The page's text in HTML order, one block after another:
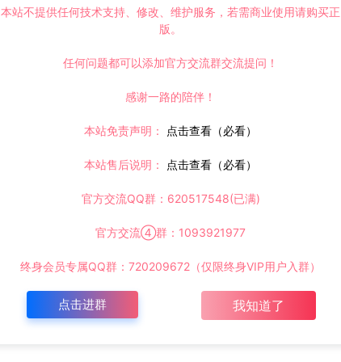
本站不提供任何技术支持、修改、维护服务，若需商业使用请购买正
版。
任何问题都可以添加官方交流群交流提问！
感谢一路的陪伴！
本站免责声明： 点击查看（必看）
本站售后说明： 点击查看（必看）
官方交流QQ群：620517548(已满)
官方交流④群：1093921977
终身会员专属QQ群：720209672（仅限终身VIP用户入群）
点击进群 我知道了